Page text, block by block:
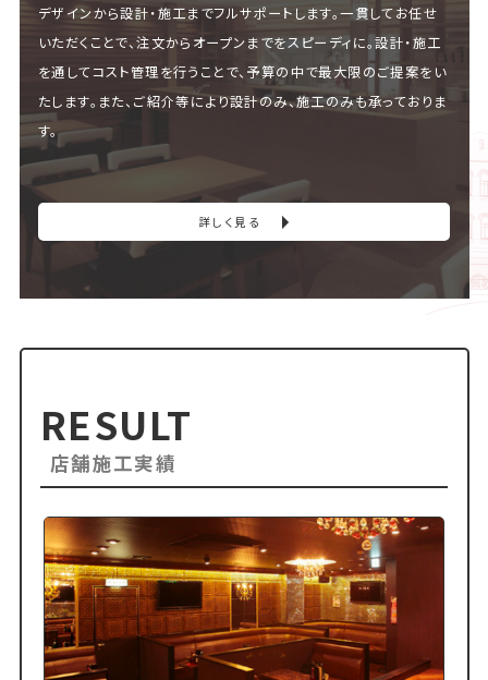
デザインから設計・施工までフルサポートします。一貫してお任せ
いただくことで、注文からオープンまでをスピーディに。設計・施工
を通してコスト管理を行うことで、予算の中で最大限のご提案をい
たします。また、ご紹介等により設計のみ、施工のみも承っておりま
す。
詳しく見る
RESULT
店舗施工実績